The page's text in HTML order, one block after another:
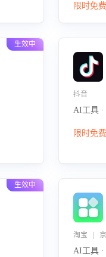
限时免费
生效中
抖音
AI工具
限时免费
生效中
淘宝 |
AI工具